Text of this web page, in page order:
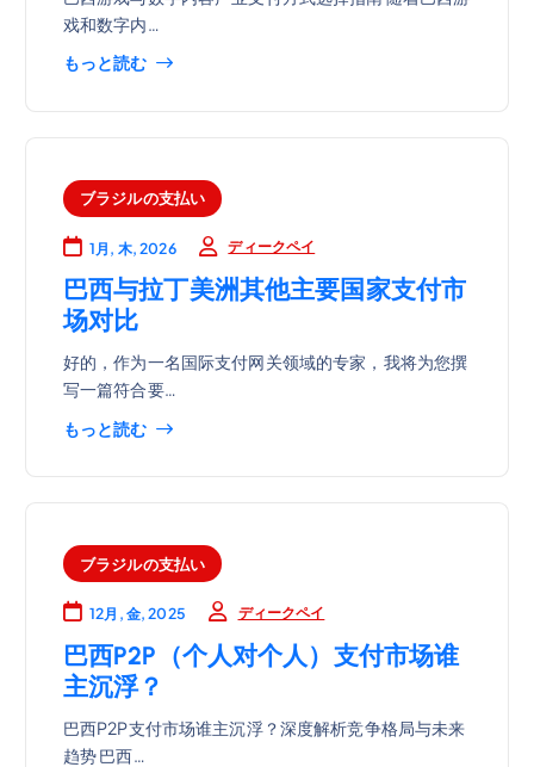
戏和数字内…
もっと読む
ブラジルの支払い
1月, 木, 2026 ディークペイ
巴西与拉丁美洲其他主要国家支付市
场对比
好的，作为一名国际支付网关领域的专家，我将为您撰
写一篇符合要…
もっと読む
ブラジルの支払い
12月, 金, 2025 ディークペイ
巴西P2P（个人对个人）支付市场谁
主沉浮？
巴西P2P支付市场谁主沉浮？深度解析竞争格局与未来
趋势 巴西…